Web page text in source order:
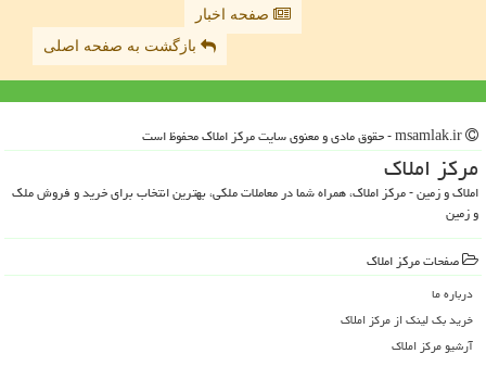
صفحه اخبار
بازگشت به صفحه اصلی
مركز املاك
املاک و زمین - مرکز املاک، همراه شما در معاملات ملکی، بهترین انتخاب برای خرید و فروش ملک
و زمین
صفحات مركز املاك
درباره ما
خرید بک لینک از مركز املاك
آرشیو مركز املاك